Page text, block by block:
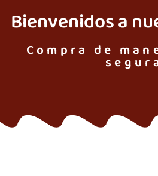
Bienvenidos a
Compra de